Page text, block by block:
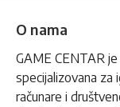
O nama
GAME CENTAR
specijalizovana za
računare i